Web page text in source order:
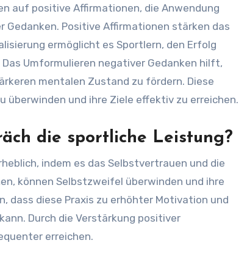
auf positive Affirmationen, die Anwendung
Positive Affirmationen stärken das
ermöglicht es Sportlern, den Erfolg
Umformulieren negativer Gedanken hilft,
mentalen Zustand zu fördern. Diese
und ihre Ziele effektiv zu erreichen.
die sportliche Leistung?
indem es das Selbstvertrauen und die
können Selbstzweifel überwinden und ihre
dass diese Praxis zu erhöhter Motivation und
Durch die Verstärkung positiver
erreichen.